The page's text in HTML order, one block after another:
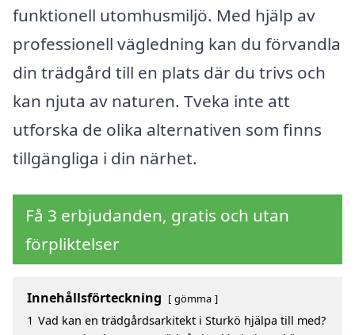
funktionell utomhusmiljö. Med hjälp av
professionell vägledning kan du förvandla
din trädgård till en plats där du trivs och
kan njuta av naturen. Tveka inte att
utforska de olika alternativen som finns
tillgängliga i din närhet.
Få 3 erbjudanden, gratis och utan
förpliktelser
Innehållsförteckning gömma
1 Vad kan en trädgårdsarkitekt i Sturkö hjälpa till med?